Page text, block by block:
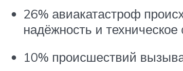
26% авиакатастроф
надёжность и
10% происшествий